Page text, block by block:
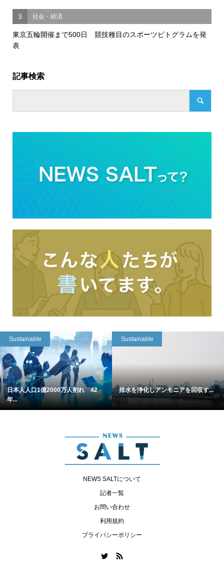
3 社会・経済
東京五輪開催まで500日 競技種目のスポーツピトグラムを発
表
記事検索
Sustainable
日本人人口1億2000万人割れ 42
年...
Sustainable
排水を浄化しアンモニアを回収す...
NEWS SALTについて
記者一覧
お問い合わせ
利用規約
プライバシーポリシー